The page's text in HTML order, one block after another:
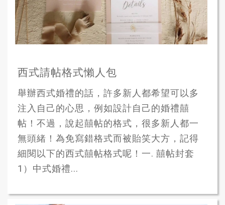
西式請帖格式懶人包
舉辦西式婚禮的話，許多新人都希望可以多
注入自己的心思，例如設計自己的婚禮囍
帖！不過，說起囍帖的格式，很多新人都一
無頭緒！為免寫錯格式而被貽笑大方，記得
細閱以下的西式囍帖格式呢！一. 囍帖封套
1）中式婚禮...